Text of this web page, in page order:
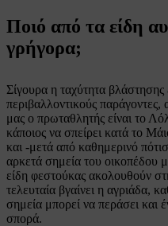
Ποιό από τα είδη
γρήγορα;
Σίγουρα η ταχύτητα
περιβαλλοντικούς
μας ο πρωταθλητής είναι το
κάποιος να σπείρει κατά το
και -μετά από καθημερινό
αρκετά σημεία του οικοπέδου
είδη φεστούκας ακολουθούν
τελευταία βγαίνει η αγριάδα,
σημεία μπορεί να περάσει και
σπορά.